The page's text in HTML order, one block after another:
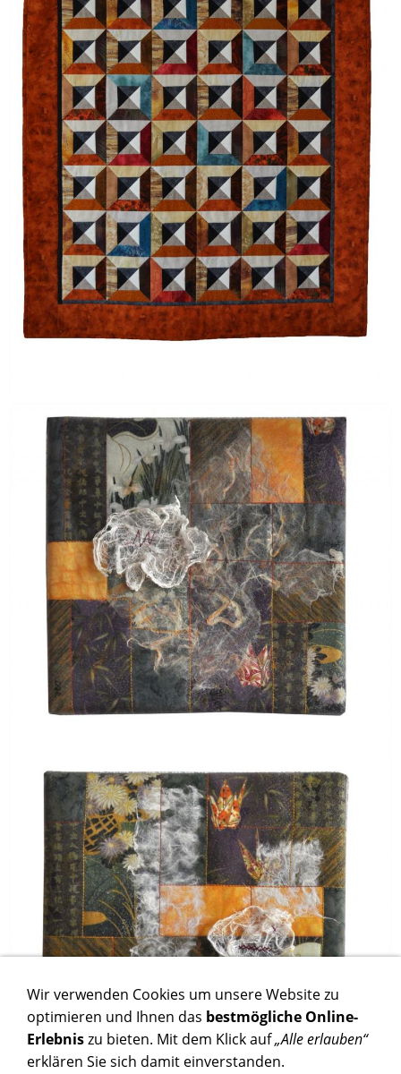
Wir verwenden Cookies um unsere Website zu
optimieren und Ihnen das bestmögliche Online-
Erlebniszu bieten. Mit dem Klick auf„Alle erlauben“
erklären Sie sich damit einverstanden.